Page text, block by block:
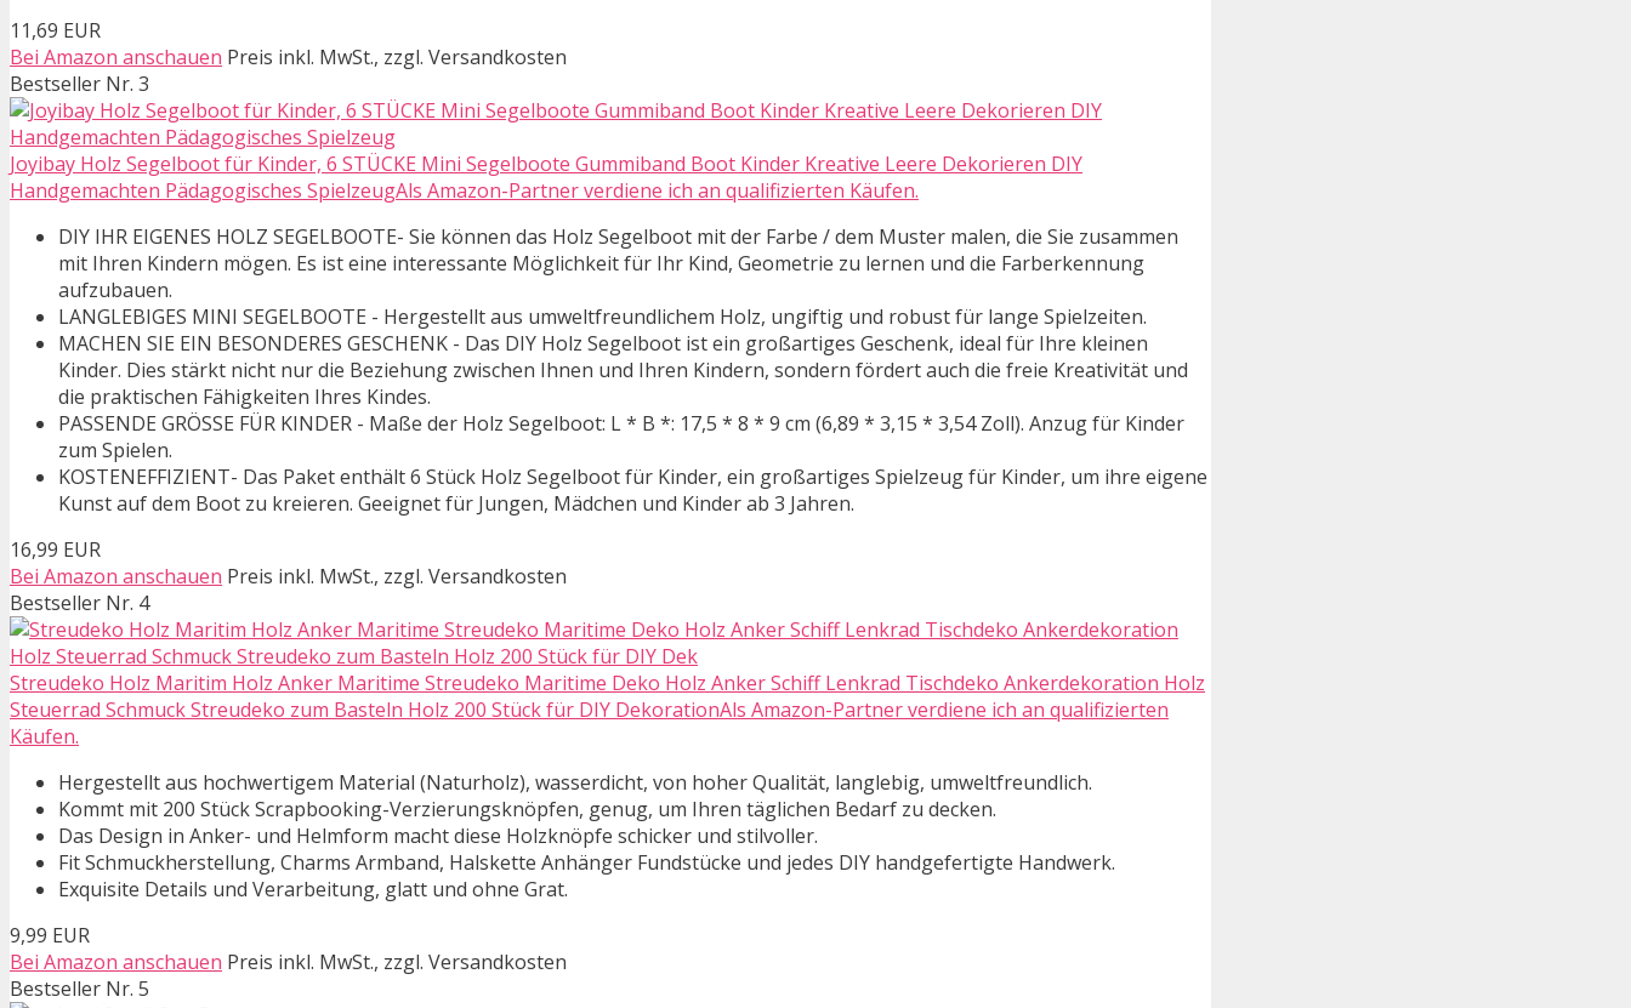
11,69 EUR
Bei Amazon anschauen Preis inkl. MwSt., zzgl. Versandkosten
Bestseller Nr. 3
Joyibay Holz Segelboot für Kinder, 6 STÜCKE Mini Segelboote Gummiband Boot Kinder Kreative Leere Dekorieren DIY
Handgemachten Pädagogisches SpielzeugAls Amazon-Partner verdiene ich an qualifizierten Käufen.
DIY IHR EIGENES HOLZ SEGELBOOTE- Sie können das Holz Segelboot mit der Farbe / dem Muster malen, die Sie zusammen
mit Ihren Kindern mögen. Es ist eine interessante Möglichkeit für Ihr Kind, Geometrie zu lernen und die Farberkennung
aufzubauen.
LANGLEBIGES MINI SEGELBOOTE - Hergestellt aus umweltfreundlichem Holz, ungiftig und robust für lange Spielzeiten.
MACHEN SIE EIN BESONDERES GESCHENK - Das DIY Holz Segelboot ist ein großartiges Geschenk, ideal für Ihre kleinen
Kinder. Dies stärkt nicht nur die Beziehung zwischen Ihnen und Ihren Kindern, sondern fördert auch die freie Kreativität und
die praktischen Fähigkeiten Ihres Kindes.
PASSENDE GRÖSSE FÜR KINDER - Maße der Holz Segelboot: L * B *: 17,5 * 8 * 9 cm (6,89 * 3,15 * 3,54 Zoll). Anzug für Kinder
zum Spielen.
KOSTENEFFIZIENT- Das Paket enthält 6 Stück Holz Segelboot für Kinder, ein großartiges Spielzeug für Kinder, um ihre eigene
Kunst auf dem Boot zu kreieren. Geeignet für Jungen, Mädchen und Kinder ab 3 Jahren.
16,99 EUR
Bei Amazon anschauen Preis inkl. MwSt., zzgl. Versandkosten
Bestseller Nr. 4
Streudeko Holz Maritim Holz Anker Maritime Streudeko Maritime Deko Holz Anker Schiff Lenkrad Tischdeko Ankerdekoration Holz
Steuerrad Schmuck Streudeko zum Basteln Holz 200 Stück für DIY DekorationAls Amazon-Partner verdiene ich an qualifizierten
Käufen.
Hergestellt aus hochwertigem Material (Naturholz), wasserdicht, von hoher Qualität, langlebig, umweltfreundlich.
Kommt mit 200 Stück Scrapbooking-Verzierungsknöpfen, genug, um Ihren täglichen Bedarf zu decken.
Das Design in Anker- und Helmform macht diese Holzknöpfe schicker und stilvoller.
Fit Schmuckherstellung, Charms Armband, Halskette Anhänger Fundstücke und jedes DIY handgefertigte Handwerk.
Exquisite Details und Verarbeitung, glatt und ohne Grat.
9,99 EUR
Bei Amazon anschauen Preis inkl. MwSt., zzgl. Versandkosten
Bestseller Nr. 5